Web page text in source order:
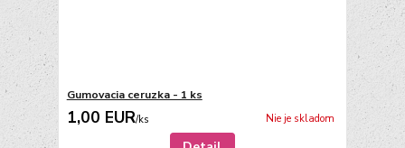
Gumovacia ceruzka - 1 ks
1,00 EUR/ks Nie je skladom